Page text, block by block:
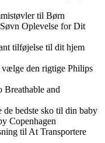
til Børn
Oplevelse for Dit
tilføjelse til dit hjem
den rigtige Philips
and
bedste sko til din baby
Copenhagen
til At Transportere